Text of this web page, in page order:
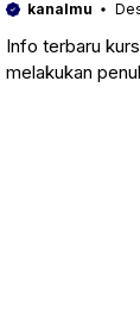
kanalmu
Info terbaru
melakukan